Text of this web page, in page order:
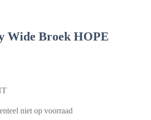
Wide Broek HOPE
niet op voorraad